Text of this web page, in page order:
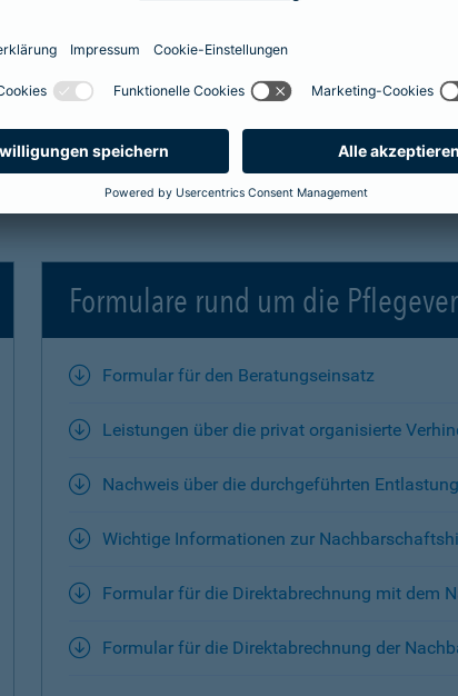
Formulare rund um die
Formular für den Beratungseinsatz
Leistungen über die privat organisierte
Nachweis über die durchgeführten
Wichtige Informationen zur
Formular für die Direktabrechnung mit dem
Formular für die Direktabrechnung der